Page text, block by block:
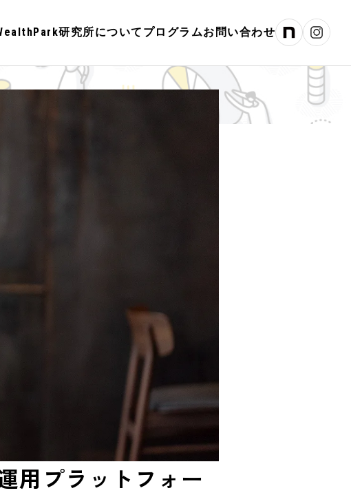
研究所について プログラムお問い合わせ
用プラットフォー